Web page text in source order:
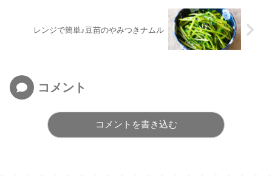
レンジで簡単♪豆苗のやみつきナムル
コメント
コメントを書き込む